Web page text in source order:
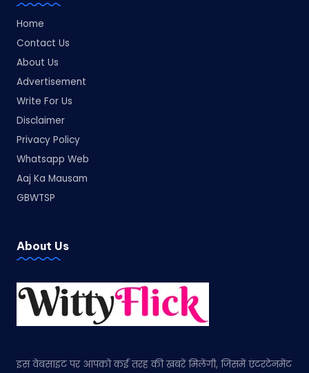
Home
Contact Us
About Us
Advertisement
Write For Us
Disclaimer
Privacy Policy
Whatsapp Web
Aaj Ka Mausam
GBWTSP
About Us
इस वेबसाइट पर आपको कई तरह की खबरें मिलेंगी, जिसमें एंटरटेनमेंट